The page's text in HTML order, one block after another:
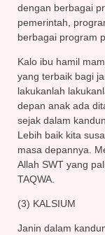
dengan berbagai
pemerintah,
berbagai program
Kalo ibu hamil
yang terbaik bagi
lakukanlah
depan anak ada
sejak dalam
Lebih baik kita
masa depannya.
Allah SWT yang
TAQWA.
(3) KALSIUM
Janin dalam